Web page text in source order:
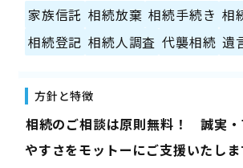
家族信託 相続放棄 相続手続き 相
相続登記 相続人調査 代襲相続 遺
方針と特徴
――相続のご相談は原則無料！ 誠実
やすさをモットーにご支援いたします